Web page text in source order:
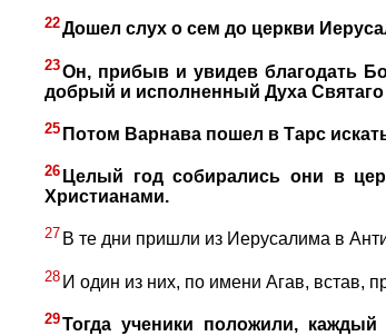
22Дошел слух о сем до церкви
23Он, прибыв и увидев благодать
добрый и исполненный Духа
25 Потом Варнава пошел в Тарс
26 Целый год собирались они в
Христианами.
27 В те дни пришли из Иерусалима в
28 И один из них, по имени Агав, встав,
29Тогда ученики положили,